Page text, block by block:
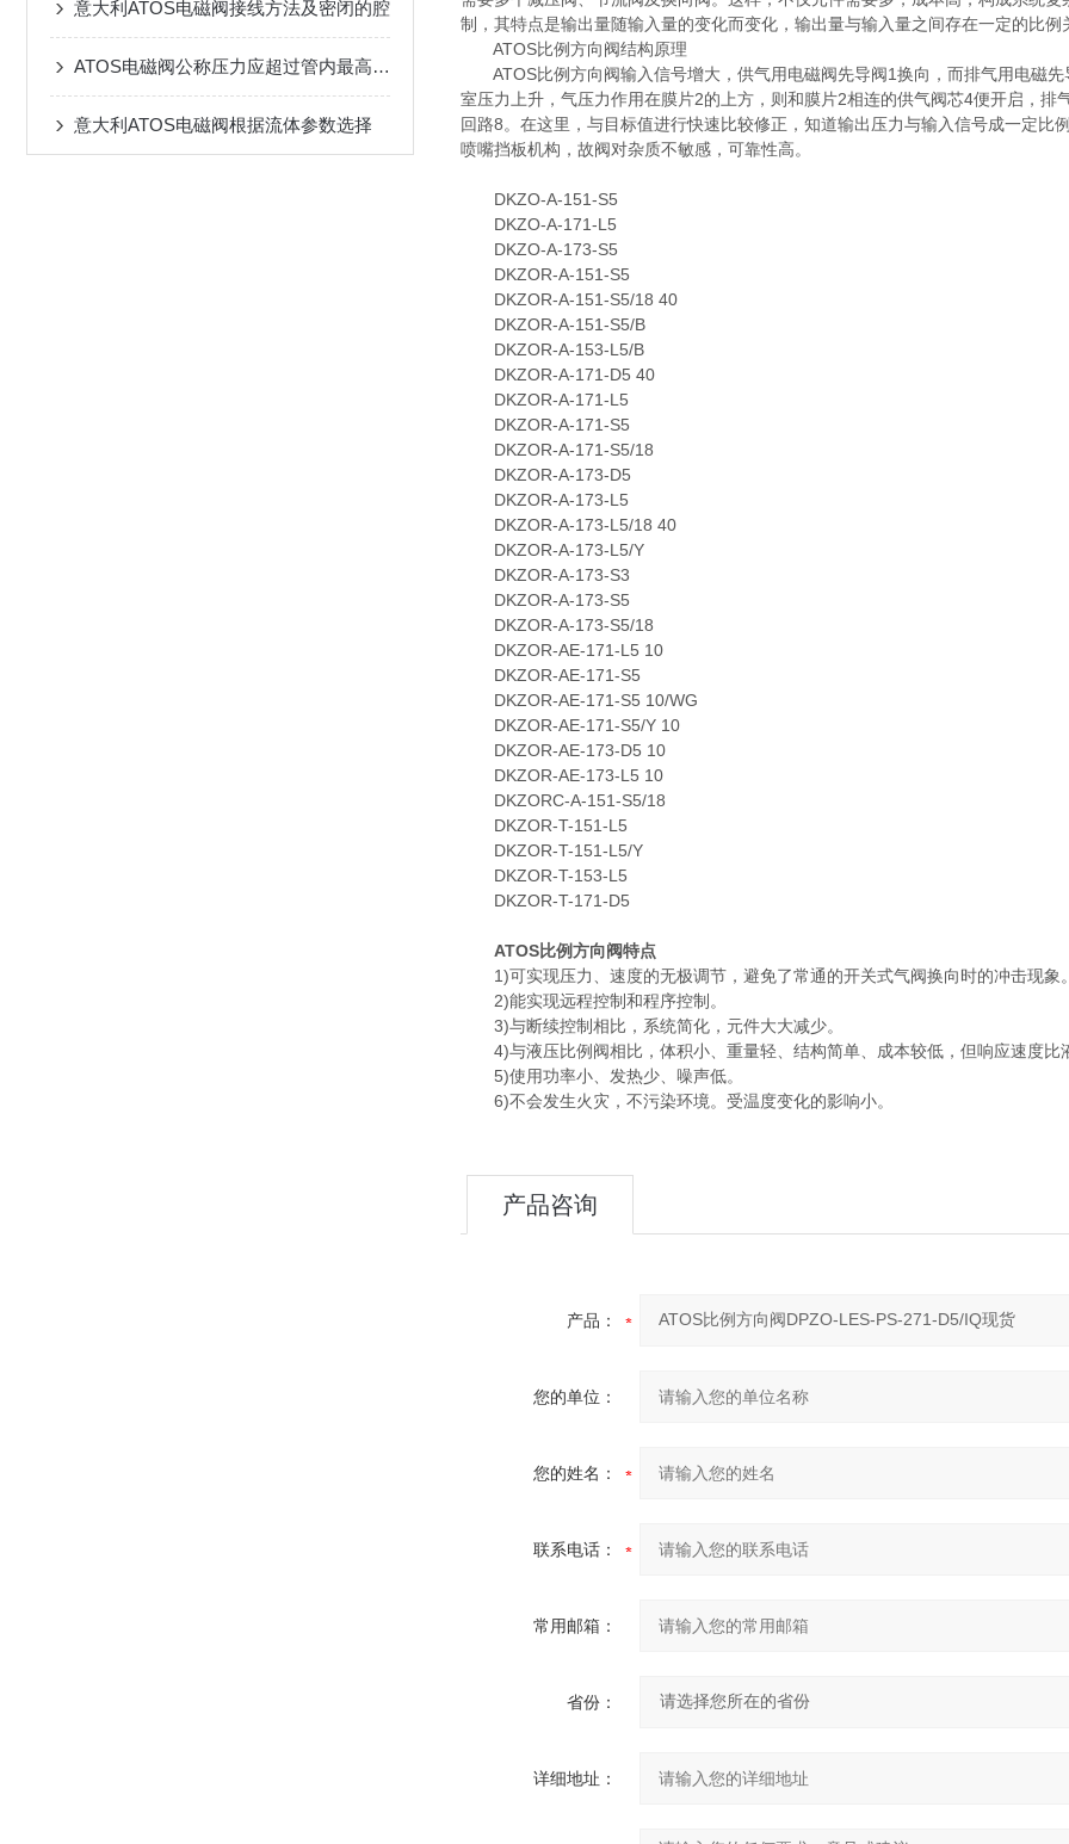
意大利ATOS电磁阀接线方法及密闭的腔
ATOS电磁阀公称压力应超过管内最高工作压力原因
意大利ATOS电磁阀根据流体参数选择
制，其特点是输出量随输入量的变化而变化，输出量与输入量之间存在一定的比例
ATOS比例方向阀结构原理
ATOS比例方向阀输入信号增大，供气用电磁阀先导阀1换向，而排气用电磁
室压力上升，气压力作用在膜片2的上方，则和膜片2相连的供气阀芯4便开启，
回路8。在这里，与目标值进行快速比较修正，知道输出压力与输入信号成一定比
喷嘴挡板机构，故阀对杂质不敏感，可靠性高。
DKZO-A-151-S5
DKZO-A-171-L5
DKZO-A-173-S5
DKZOR-A-151-S5
DKZOR-A-151-S5/18 40
DKZOR-A-151-S5/B
DKZOR-A-153-L5/B
DKZOR-A-171-D5 40
DKZOR-A-171-L5
DKZOR-A-171-S5
DKZOR-A-171-S5/18
DKZOR-A-173-D5
DKZOR-A-173-L5
DKZOR-A-173-L5/18 40
DKZOR-A-173-L5/Y
DKZOR-A-173-S3
DKZOR-A-173-S5
DKZOR-A-173-S5/18
DKZOR-AE-171-L5 10
DKZOR-AE-171-S5
DKZOR-AE-171-S5 10/WG
DKZOR-AE-171-S5/Y 10
DKZOR-AE-173-D5 10
DKZOR-AE-173-L5 10
DKZORC-A-151-S5/18
DKZOR-T-151-L5
DKZOR-T-151-L5/Y
DKZOR-T-153-L5
DKZOR-T-171-D5
ATOS比例方向阀特点
1)可实现压力、速度的无极调节，避免了常通的开关式气阀换向时的冲击现象。
2)能实现远程控制和程序控制。
3)与断续控制相比，系统简化，元件大大减少。
4)与液压比例阀相比，体积小、重量轻、结构简单、成本较低，但响应速度比
5)使用功率小、发热少、噪声低。
6)不会发生火灾，不污染环境。受温度变化的影响小。
产品咨询
产品：
您的单位：
您的姓名：
联系电话：
常用邮箱：
省份：
详细地址：